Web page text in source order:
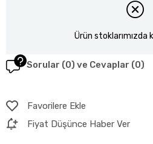
Ürün stoklarımızda
Sorular (0) ve Cevaplar (0)
Favorilere Ekle
Fiyat Düşünce Haber Ver